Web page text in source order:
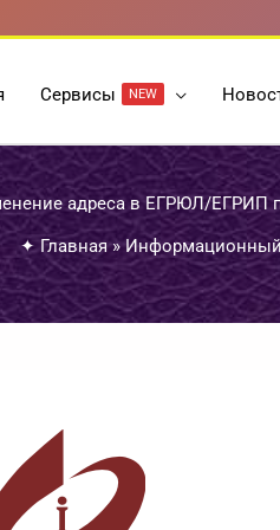
Cервисы NEW
адреса в ЕГРЮЛ/ЕГРИП
✦ Главная»